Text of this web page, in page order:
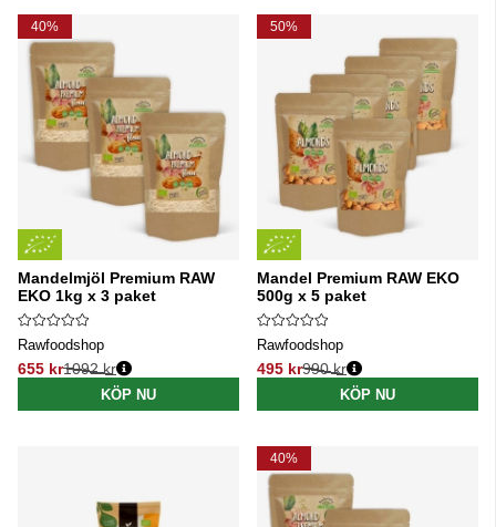
40%
Mandelmjöl Premium RAW
EKO 1kg x 3 paket
Rawfoodshop
655 kr
Ordinarie pris:
1092 kr
KÖP NU
50%
Mandel Premium RAW EKO
500g x 5 paket
Rawfoodshop
495 kr
Ordinarie pris:
990 kr
KÖP NU
40%